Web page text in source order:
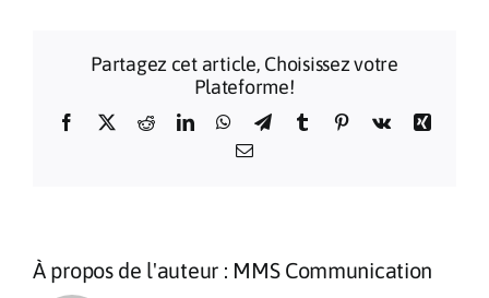
Partagez cet article, Choisissez votre
Plateforme!
Facebook
X RedditLinkedInWhatsApp
TelegramTumblr Pinterest
Vk
Xing
Email
À propos de l'auteur : MMS Communication